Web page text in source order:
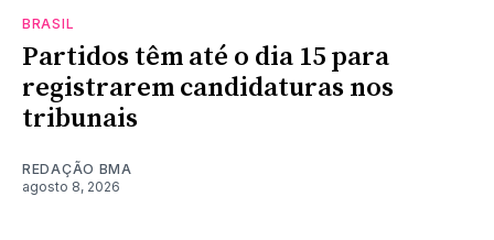
BRASIL
Partidos têm até o dia 15 para
registrarem candidaturas nos
tribunais
REDAÇÃO BMA
agosto 8, 2026